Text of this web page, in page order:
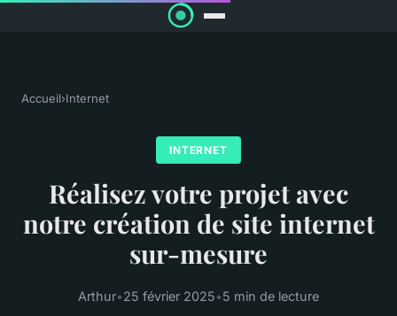
Accueil›Internet
INTERNET
Réalisez votre projet avec
notre création de site internet
sur-mesure
Arthur•25 février 2025•5 min de lecture